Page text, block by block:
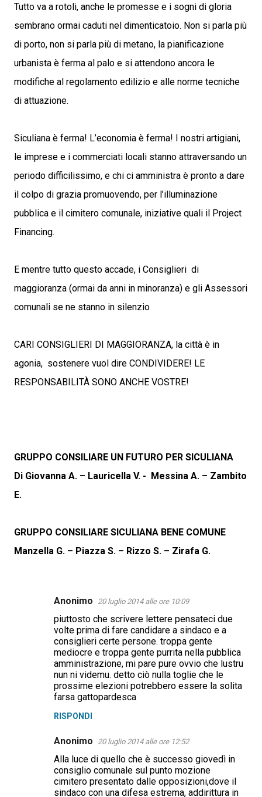
Tutto va a rotoli, anche le promesse e i sogni di gloria
sembrano ormai caduti nel dimenticatoio. Non si parla più
di porto, non si parla più di metano, la pianificazione
urbanista è ferma al palo e si attendono ancora le
modifiche al regolamento edilizio e alle norme tecniche
di attuazione.
Siculiana è ferma! L’economia è ferma! I nostri artigiani,
le imprese e i commerciati locali stanno attraversando un
periodo difficilissimo, e chi ci amministra è pronto a dare
il colpo di grazia promuovendo, per l’illuminazione
pubblica e il cimitero comunale, iniziative quali il Project
Financing.
E mentre tutto questo accade, i Consiglieri di
maggioranza (ormai da anni in minoranza) e gli Assessori
comunali se ne stanno in silenzio
CARI CONSIGLIERI DI MAGGIORANZA, la città è in
agonia, sostenere vuol dire CONDIVIDERE! LE
RESPONSABILITÀ SONO ANCHE VOSTRE!
GRUPPO CONSILIARE UN FUTURO PER SICULIANA
Di Giovanna A. – Lauricella V. - Messina A. – Zambito
E.
GRUPPO CONSILIARE SICULIANA BENE COMUNE
Manzella G. – Piazza S. – Rizzo S. – Zirafa G.
Anonimo 20 luglio 2014 alle ore 10:09
piuttosto che scrivere lettere pensateci due
volte prima di fare candidare a sindaco e a
consiglieri certe persone. troppa gente
mediocre e troppa gente purrita nella pubblica
amministrazione, mi pare pure ovvio che lustru
nun ni videmu. detto ciò nulla toglie che le
prossime elezioni potrebbero essere la solita
farsa gattopardesca
RISPONDI
Anonimo 20 luglio 2014 alle ore 12:52
Alla luce di quello che è successo giovedì in
consiglio comunale sul punto mozione
cimitero presentato dalle opposizioni,dove il
sindaco con una difesa estrema, addirittura in